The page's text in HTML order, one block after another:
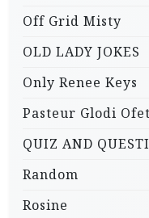
Off Grid Misty
OLD LADY JOKES
Only Renee Keys
Pasteur Glodi
QUIZ AND
Random
Rosine